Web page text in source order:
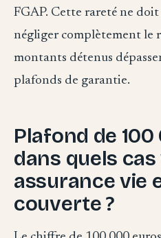
FGAP. Cette rareté ne
négliger complètement le
montants détenus
plafonds de garantie.
Plafond de
dans quels
assurance vie
couverte ?